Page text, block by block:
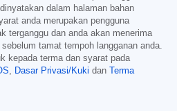
dalam halaman bahan
anda merupakan pengguna
terganggu dan anda akan menerima
tamat tempoh langganan anda.
kepada terma dan syarat pada
, Dasar Privasi/Kuki dan
Terma